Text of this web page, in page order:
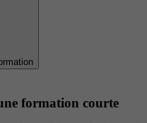
formation courte